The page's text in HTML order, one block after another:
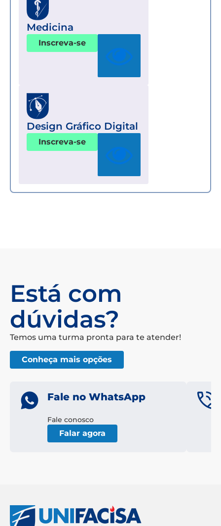
Medicina
Inscreva-se
Design Gráfico Digital
Inscreva-se
Está com
dúvidas?
Temos uma turma pronta para te atender!
Conheça mais opções
Fale no WhatsApp
Fale conosco
Falar agora